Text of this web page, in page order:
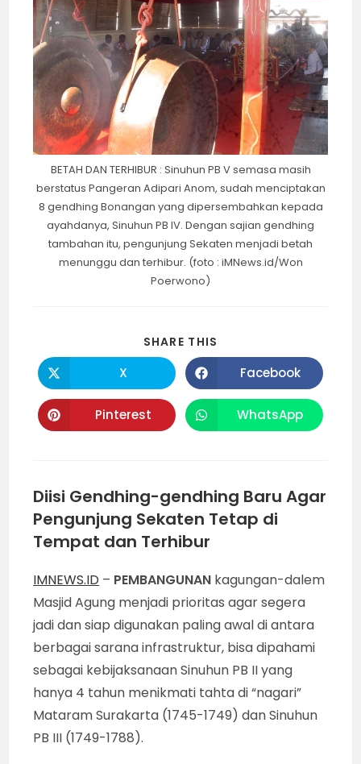
BETAH DAN TERHIBUR : Sinuhun PB V semasa masih
berstatus Pangeran Adipari Anom, sudah menciptakan
8 gendhing Bonangan yang dipersembahkan kepada
ayahdanya, Sinuhun PB IV. Dengan sajian gendhing
tambahan itu, pengunjung Sekaten menjadi betah
menunggu dan terhibur. (foto : iMNews.id/Won
Poerwono)
SHARE THIS
Opens
in
a
new
window
X Opens
in
a
new
window
Facebook
Opens
in
Pinterest Opens
in
WhatsApp
Diisi Gendhing-gendhing Baru Agar
Pengunjung Sekaten Tetap di
Tempat dan Terhibur
IMNEWS.ID – PEMBANGUNAN kagungan-dalem
Masjid Agung menjadi prioritas agar segera
jadi dan siap digunakan paling awal di antara
berbagai sarana infrastruktur, bisa dipahami
sebagai kebijaksanaan Sinuhun PB II yang
hanya 4 tahun menikmati tahta di “nagari”
Mataram Surakarta (1745-1749) dan Sinuhun
PB III (1749-1788).